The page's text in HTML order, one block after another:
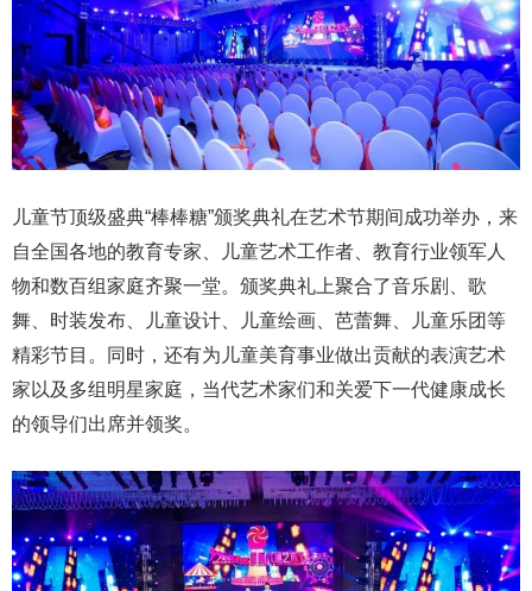
儿童节顶级盛典“棒棒糖”颁奖典礼在艺术节期间成功举办，来
自全国各地的教育专家、儿童艺术工作者、教育行业领军人
物和数百组家庭齐聚一堂。颁奖典礼上聚合了音乐剧、歌
舞、时装发布、儿童设计、儿童绘画、芭蕾舞、儿童乐团等
精彩节目。同时，还有为儿童美育事业做出贡献的表演艺术
家以及多组明星家庭，当代艺术家们和关爱下一代健康成长
的领导们出席并领奖。